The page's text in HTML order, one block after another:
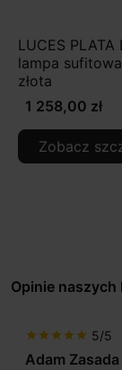
LUCES PLATA
lampa
złota
1 258,00 zł
Zobacz
Opinie naszych
star star star star star 5/5
Adam Zasada